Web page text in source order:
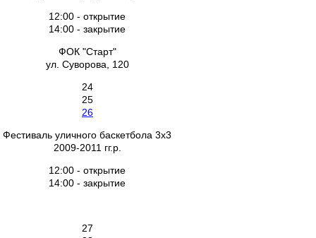
12:00 - открытие
14:00 - закрытие
ФОК "Старт"
ул. Суворова, 120
24
25
26
Фестиваль уличного баскетбола 3х3
2009-2011 гг.р.
12:00 - открытие
14:00 - закрытие
27